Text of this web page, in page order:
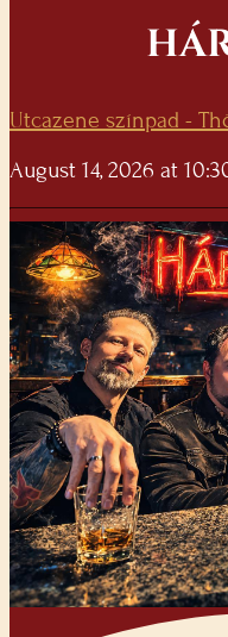
Utcazene színpad -
August 14, 2026 at